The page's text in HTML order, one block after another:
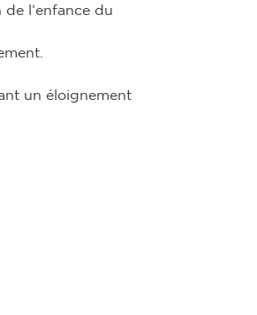
l’enfance du
un éloignement